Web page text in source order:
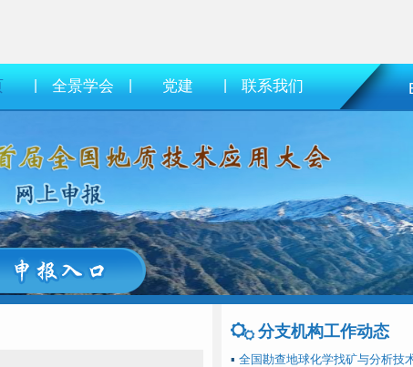
| 全景学会 | 党建 | 联系我们
分支机构工作动态
▪ 全国勘查地球化学找矿与分析技